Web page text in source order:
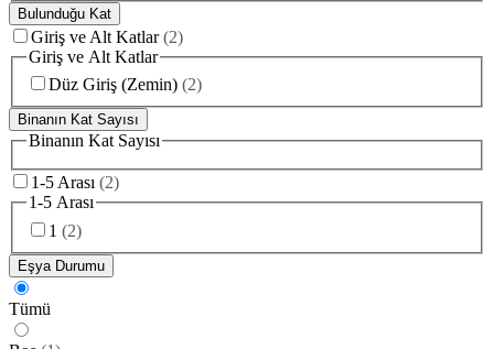
Bulunduğu Kat
Giriş ve Alt Katlar (2)
Giriş ve Alt Katlar
Düz Giriş (Zemin) (2)
Binanın Kat Sayısı
Binanın Kat Sayısı
1-5 Arası (2)
1-5 Arası
1 (2)
Eşya Durumu
Tümü